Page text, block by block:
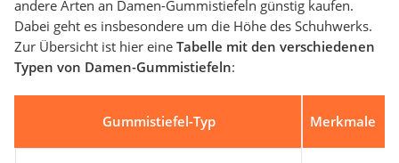
andere Arten an Damen-Gummistiefeln günstig kaufen.
Dabei geht es insbesondere um die Höhe des Schuhwerks.
Zur Übersicht ist hier eine Tabelle mit den verschiedenen
Typen von Damen-Gummistiefeln:
Gummistiefel-Typ Merkmale